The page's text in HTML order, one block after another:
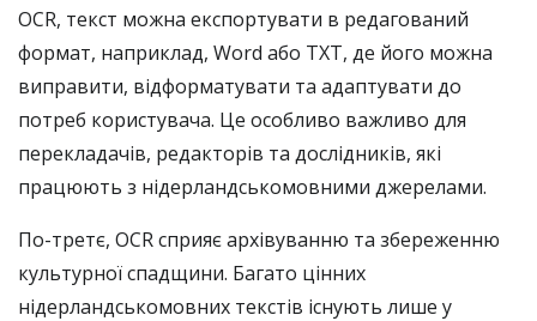
OCR, текст можна експортувати в редагований
формат, наприклад, Word або TXT, де його можна
виправити, відформатувати та адаптувати до
потреб користувача. Це особливо важливо для
перекладачів, редакторів та дослідників, які
працюють з нідерландськомовними джерелами.
По-третє, OCR сприяє архівуванню та збереженню
культурної спадщини. Багато цінних
нідерландськомовних текстів існують лише у